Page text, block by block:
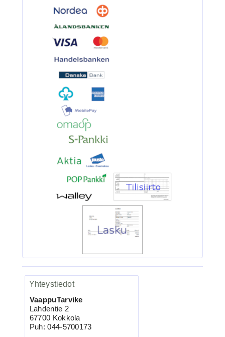
BKK 6062-1X Black Ni...
Ruostumaton suora runkolanka
pehm. hehkutettu 0.8mm 35cm/30
4.90€
Ruostumaton suora ru...
VMC-7557 TI KAPTAIN 3X
Yhteystiedot
VaappuTarvike
Lahdentie 2
67700 Kokkola
Puh: 044-5700173